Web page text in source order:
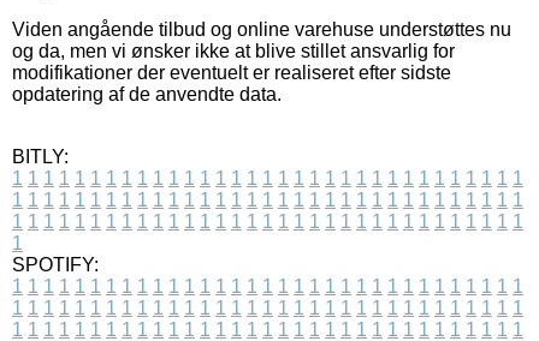
Viden angående tilbud og online varehuse understøttes nu
og da, men vi ønsker ikke at blive stillet ansvarlig for
modifikationer der eventuelt er realiseret efter sidste
opdatering af de anvendte data.
BITLY:
1 1 1 1 1 1 1 1 1 1 1 1 1 1 1 1 1 1 1 1 1 1 1 1 1 1 1 1 1 1 1 1 1
1 1 1 1 1 1 1 1 1 1 1 1 1 1 1 1 1 1 1 1 1 1 1 1 1 1 1 1 1 1 1 1 1
1 1 1 1 1 1 1 1 1 1 1 1 1 1 1 1 1 1 1 1 1 1 1 1 1 1 1 1 1 1 1 1 1
1
SPOTIFY:
1 1 1 1 1 1 1 1 1 1 1 1 1 1 1 1 1 1 1 1 1 1 1 1 1 1 1 1 1 1 1 1 1
1 1 1 1 1 1 1 1 1 1 1 1 1 1 1 1 1 1 1 1 1 1 1 1 1 1 1 1 1 1 1 1 1
1 1 1 1 1 1 1 1 1 1 1 1 1 1 1 1 1 1 1 1 1 1 1 1 1 1 1 1 1 1 1 1 1